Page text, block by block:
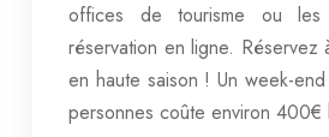
offices de tourisme ou les
réservation en ligne. Réservez
en haute saison ! Un week-
personnes coûte environ 400€